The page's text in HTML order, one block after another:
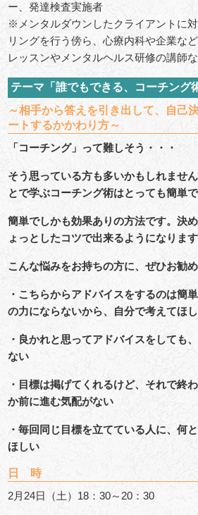
ー、発達検査実施者
※メンタルダウンしたクライアントに
リングを行う傍ら、心療内科や企業な
レッスンやメンタルヘルス研修の講師
テーマ「誰でもできる、コーチング
～相手から答えを引き出して、自己
ートするかかわり方～
「コーチング」って難しそう・・・
そう思っている方も多いかもしれませ
とで学ぶコーチング術はとっても簡単で
簡単でしかも効果ありの方法です。決
ょっとしたコツで出来るようになります
こんな悩みをお持ちの方に、ぜひお勧め
・こちらからアドバイスをするのは簡
の力にならないから、自分で考えてほ
・良かれと思ってアドバイスをしても
ない
・目標は掲げてくれるけど、それで終
か前に進む気配がない
・毎回同じ目標を立てている人に、何
ほしい
日 時
2月24日（土）18：30～20：30